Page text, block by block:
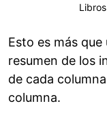
Esto es más
resumen de los
de cada
columna.